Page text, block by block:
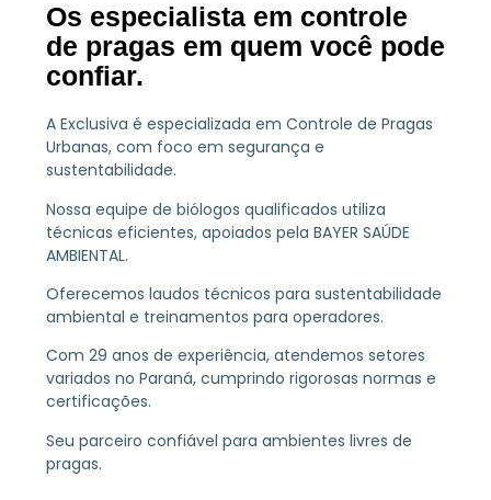
Os especialista em controle
de pragas em quem você pode
confiar.
A Exclusiva é especializada em Controle de Pragas
Urbanas, com foco em segurança e
sustentabilidade.
Nossa equipe de biólogos qualificados utiliza
técnicas eficientes, apoiados pela BAYER SAÚDE
AMBIENTAL.
Oferecemos laudos técnicos para sustentabilidade
ambiental e treinamentos para operadores.
Com 29 anos de experiência, atendemos setores
variados no Paraná, cumprindo rigorosas normas e
certificações.
Seu parceiro confiável para ambientes livres de
pragas.